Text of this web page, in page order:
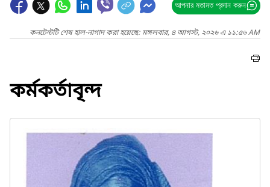
আপনার মতামত প্রদান করুন
কনটেন্টটি শেষ হাল-নাগাদ করা হয়েছে: মঙ্গলবার, ৪ আগস্ট, ২০২৬ এ ১১:৫৬ AM
কর্মকর্তাবৃন্দ